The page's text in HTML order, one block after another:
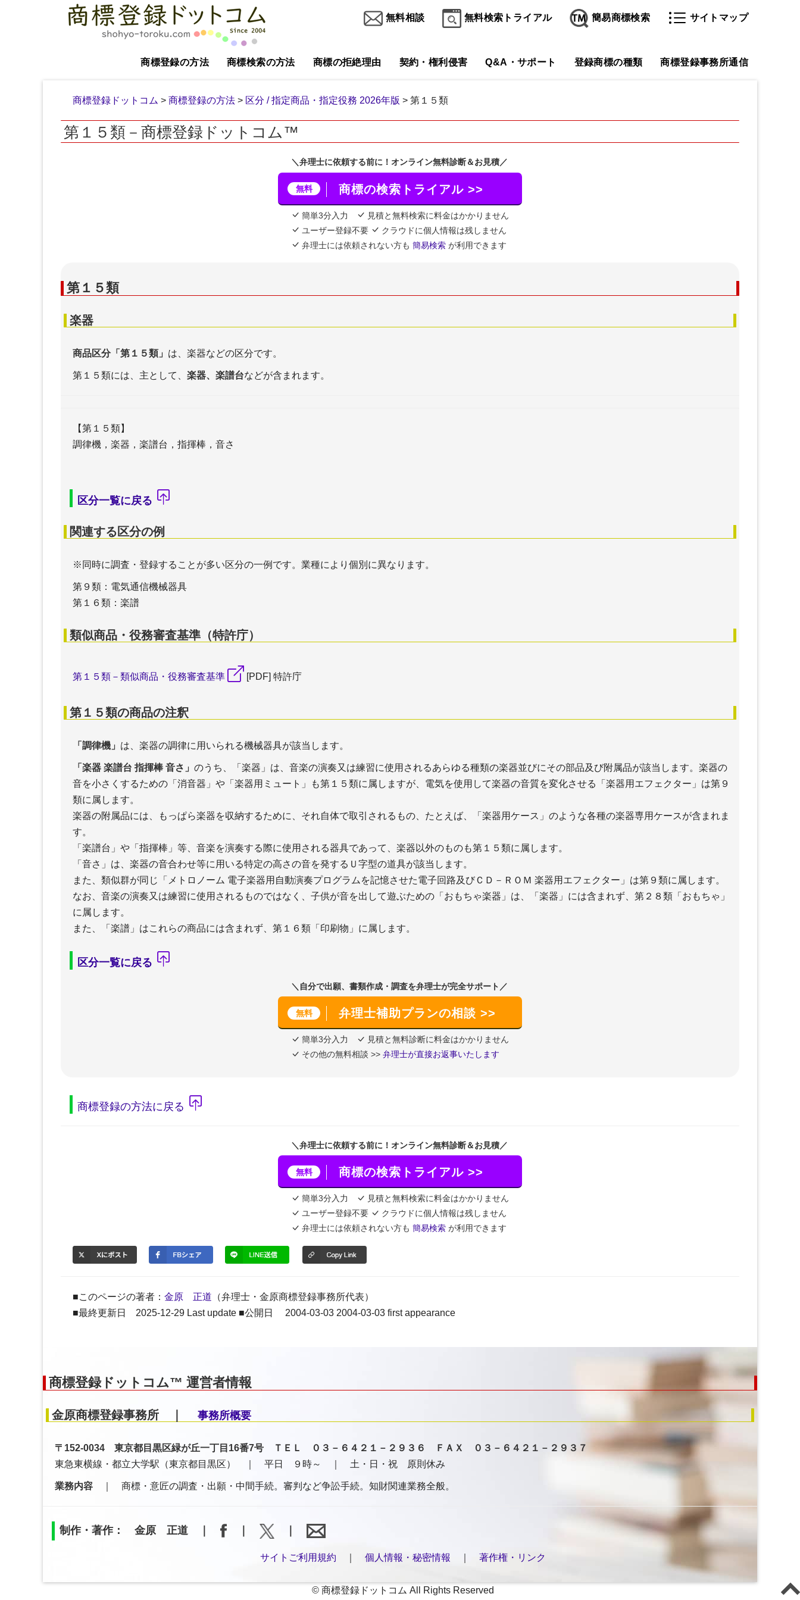
無料相談 無料検索トライアル 簡易商標検索 サイトマップ
商標登録の方法 商標検索の方法 商標の拒絶理由 契約・権利侵害 Q&A・サポート 登録商標の種類 商標登録事務所通信
商標登録ドットコム > 商標登録の方法 > 区分 / 指定商品・指定役務 2026年版 > 第１５類
第１５類－商標登録ドットコム™
＼弁理士に依頼する前に！オンライン無料診断＆お見積／
無料 商標の検索トライアル >>
簡単3分入力
見積と無料検索に料金はかかりません
ユーザー登録不要
クラウドに個人情報は残しません
弁理士には依頼されない方も 簡易検索が利用できます
第１５類
楽器
商品区分「第１５類」 は、楽器などの区分です。
第１５類には、主として、 楽器、楽譜台などが含まれます。
【第１５類】
調律機，楽器，楽譜台，指揮棒，音さ
区分一覧に戻る
関連する区分の例
※同時に調査・登録することが多い区分の一例です。業種により個別に異なります。
第９類：電気通信機械器具
第１６類：楽譜
類似商品・役務審査基準（特許庁）
第１５類－類似商品・役務審査基準 [PDF] 特許庁
第１５類の商品の注釈
「調律機」 は、楽器の調律に用いられる機械器具が該当します。
「楽器 楽譜台 指揮棒 音さ」 のうち、「楽器」は、音楽の演奏又は練習に使用されるあらゆる種類の楽器並びにその部品及び附属品が該当します。楽器の
音を小さくするための「消音器」や「楽器用ミュート」も第１５類に属しますが、電気を使用して楽器の音質を変化させる「楽器用エフェクター」は第９
類に属します。
楽器の附属品には、もっぱら楽器を収納するために、それ自体で取引されるもの、たとえば、「楽器用ケース」のような各種の楽器専用ケースが含まれま
す。
「楽譜台」や「指揮棒」等、音楽を演奏する際に使用される器具であって、楽器以外のものも第１５類に属します。
「音さ」は、楽器の音合わせ等に用いる特定の高さの音を発するＵ字型の道具が該当します。
また、類似群が同じ「メトロノーム 電子楽器用自動演奏プログラムを記憶させた電子回路及びＣＤ－ＲＯＭ 楽器用エフェクター」は第９類に属します。
なお、音楽の演奏又は練習に使用されるものではなく、子供が音を出して遊ぶための「おもちゃ楽器」は、「楽器」には含まれず、第２８類「おもちゃ」
に属します。
また、「楽譜」はこれらの商品には含まれず、第１６類「印刷物」に属します。
区分一覧に戻る
＼自分で出願、書類作成・調査を弁理士が完全サポート／
無料 弁理士補助プランの相談 >>
簡単3分入力
見積と無料診断に料金はかかりません
その他の無料相談 >>弁理士が直接お返事いたします
商標登録の方法に戻る
＼弁理士に依頼する前に！オンライン無料診断＆お見積／
無料 商標の検索トライアル >>
簡単3分入力
見積と無料検索に料金はかかりません
ユーザー登録不要
クラウドに個人情報は残しません
弁理士には依頼されない方も 簡易検索が利用できます
■このページの著者： 金原 正道 （弁理士・金原商標登録事務所代表）
■最終更新日 2025-12-29 Last update ■公開日 2004-03-03 2004-03-03 first appearance
商標登録ドットコム™ 運営者情報
金原商標登録事務所 ｜ 事務所概要
〒152-0034 東京都目黒区緑が丘一丁目16番7号 ＴＥＬ ０３－６４２１－２９３６ ＦＡＸ ０３－６４２１－２９３７
東急東横線・都立大学駅（東京都目黒区） ｜ 平日 ９時～ ｜ 土・日・祝 原則休み
業務内容 ｜ 商標・意匠の調査・出願・中間手続。審判など争訟手続。知財関連業務全般。
制作・著作： 金原 正道 ｜
サイトご利用規約 個人情報・秘密情報 著作権・リンク
© 商標登録ドットコム All Rights Reserved